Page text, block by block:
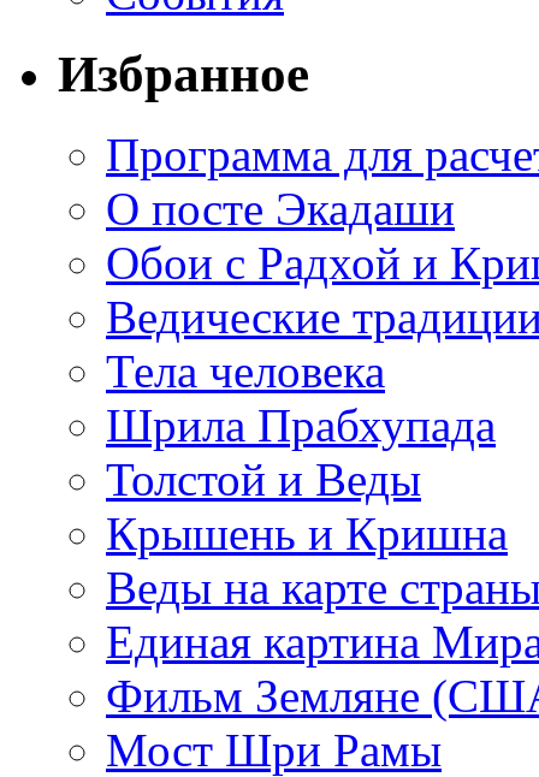
Избранное
Программа для
О посте Экадаши
Обои с Радхой и
Ведические
Тела человека
Шрила Прабхупада
Толстой и Веды
Крышень и Кришна
Веды на карте
Единая картина
Фильм Земляне
Мост Шри Рамы